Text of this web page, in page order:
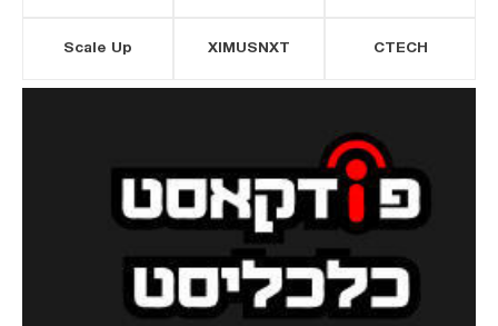
CTECH
XIMUSNXT
Scale Up
נפתח בכרטיסייה חדשה חדשה